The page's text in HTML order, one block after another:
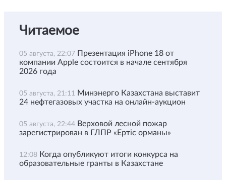
Читаемое
05 августа, 22:07 Презентация iPhone 18 от
компании Apple состоится в начале сентября
2026 года
05 августа, 21:11 Минэнерго Казахстана выставит
24 нефтегазовых участка на онлайн-аукцион
05 августа, 22:44 Верховой лесной пожар
зарегистрирован в ГЛПР «Ертіс орманы»
12:08 Когда опубликуют итоги конкурса на
образовательные гранты в Казахстане